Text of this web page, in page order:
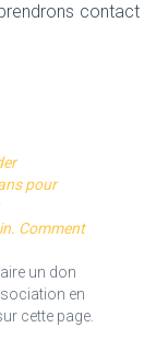
contact
pour
Comment
un don
en
cette page.